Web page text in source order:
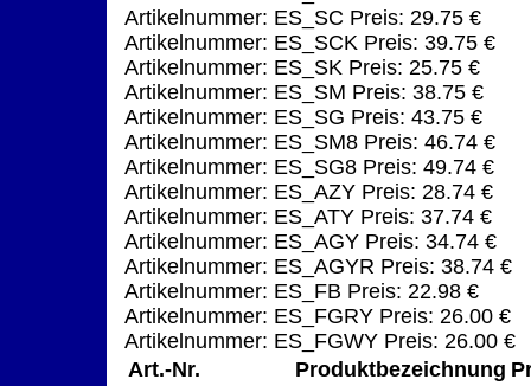
Artikelnummer: ES_SC Preis: 29.75 €
Artikelnummer: ES_SCK Preis: 39.75 €
Artikelnummer: ES_SK Preis: 25.75 €
Artikelnummer: ES_SM Preis: 38.75 €
Artikelnummer: ES_SG Preis: 43.75 €
Artikelnummer: ES_SM8 Preis: 46.74 €
Artikelnummer: ES_SG8 Preis: 49.74 €
Artikelnummer: ES_AZY Preis: 28.74 €
Artikelnummer: ES_ATY Preis: 37.74 €
Artikelnummer: ES_AGY Preis: 34.74 €
Artikelnummer: ES_AGYR Preis: 38.74 €
Artikelnummer: ES_FB Preis: 22.98 €
Artikelnummer: ES_FGRY Preis: 26.00 €
Artikelnummer: ES_FGWY Preis: 26.00 €
Art.-Nr.
Produktbezeichnung